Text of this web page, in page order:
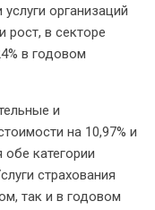
организаций
рост, в секторе
в годовом
и
на 10,97% и
обе категории
страхования
так и в годовом